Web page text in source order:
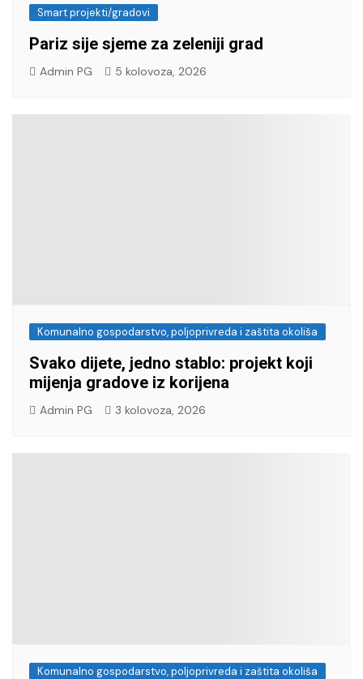
Smart projekti/gradovi
Pariz sije sjeme za zeleniji grad
Admin PG 5 kolovoza, 2026
Komunalno gospodarstvo, poljoprivreda i zaštita okoliša
Svako dijete, jedno stablo: projekt koji
mijenja gradove iz korijena
Admin PG 3 kolovoza, 2026
Komunalno gospodarstvo, poljoprivreda i zaštita okoliša